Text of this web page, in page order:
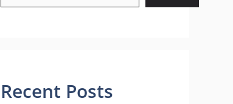
Recent Posts